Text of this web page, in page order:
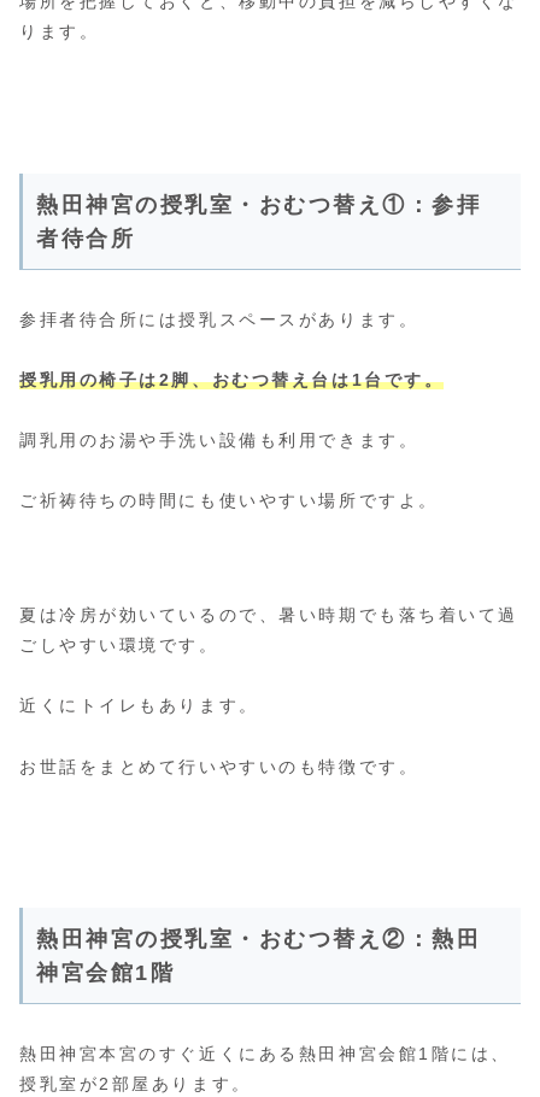
ります。
熱田神宮の授乳室・おむつ替え①：参拝
者待合所
参拝者待合所には授乳スペースがあります。
授乳用の椅子は2脚、おむつ替え台は1台です。
調乳用のお湯や手洗い設備も利用できます。
ご祈祷待ちの時間にも使いやすい場所ですよ。
夏は冷房が効いているので、暑い時期でも落ち着いて過
ごしやすい環境です。
近くにトイレもあります。
お世話をまとめて行いやすいのも特徴です。
熱田神宮の授乳室・おむつ替え②：熱田
神宮会館1階
熱田神宮本宮のすぐ近くにある熱田神宮会館1階には、
授乳室が2部屋あります。